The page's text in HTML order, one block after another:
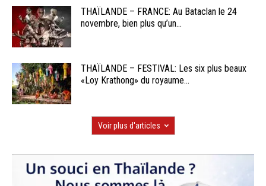
THAÏLANDE – FRANCE: Au Bataclan le 24
novembre, bien plus qu’un...
THAÏLANDE – FESTIVAL: Les six plus beaux
«Loy Krathong» du royaume...
Voir plus d'articles